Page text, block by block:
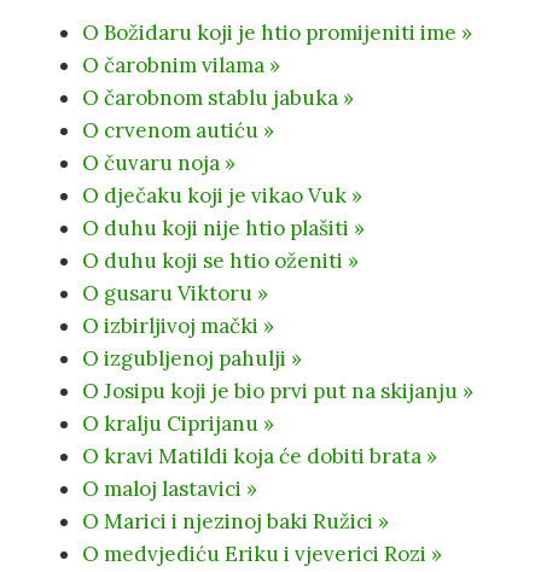
O Božidaru koji je htio promijeniti ime »
O čarobnim vilama »
O čarobnom stablu jabuka »
O crvenom autiću »
O čuvaru noja »
O dječaku koji je vikao Vuk »
O duhu koji nije htio plašiti »
O duhu koji se htio oženiti »
O gusaru Viktoru »
O izbirljivoj mački »
O izgubljenoj pahulji »
O Josipu koji je bio prvi put na skijanju »
O kralju Ciprijanu »
O kravi Matildi koja će dobiti brata »
O maloj lastavici »
O Marici i njezinoj baki Ružici »
O medvjediću Eriku i vjeverici Rozi »